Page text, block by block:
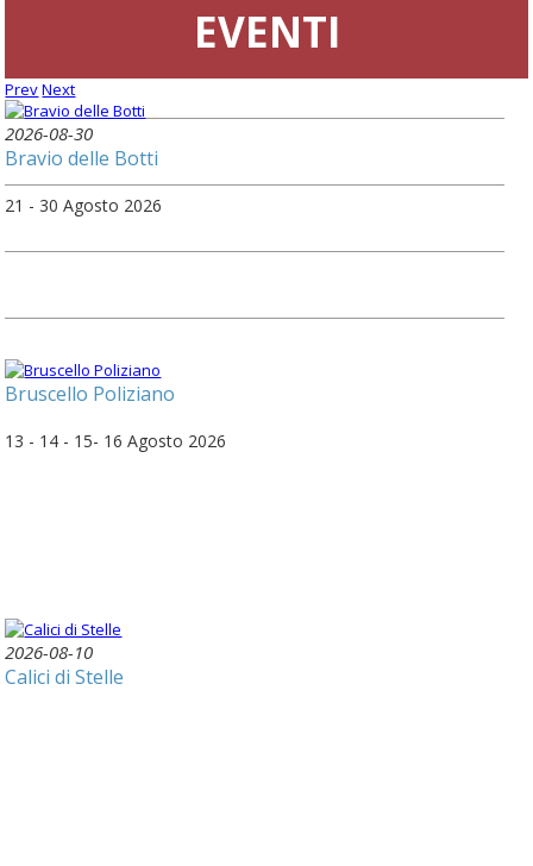
EVENTI
PrevNext
2026-08-30
Bravio delle Botti
21 - 30 Agosto 2026
Bruscello Poliziano
13 - 14 - 15- 16 Agosto 2026
2026-08-10
Calici di Stelle